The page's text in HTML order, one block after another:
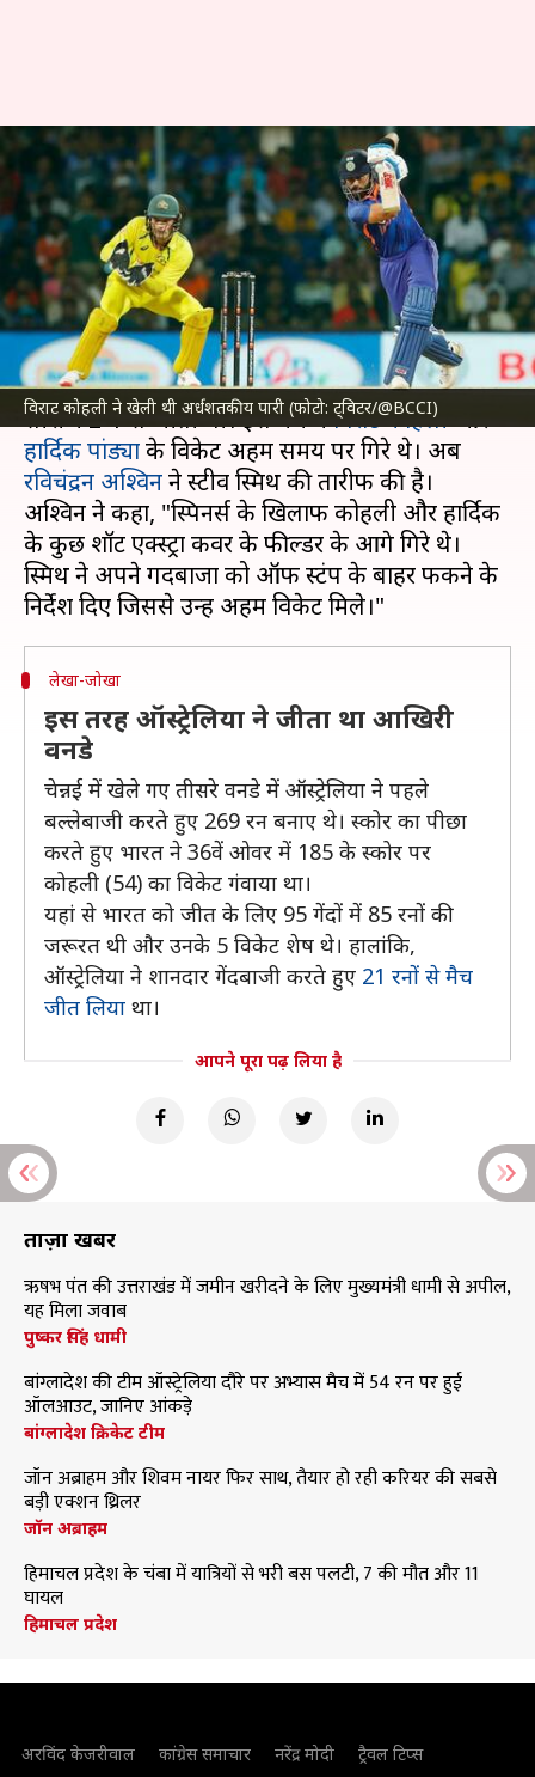
विराट कोहली ने खेली थी अर्धशतकीय पारी (फोटो: ट्विटर/@BCCI)
स्मिथ की कप्तानी से मिले तीसरे वनडे
में कोहली और हार्दिक के विकेट,
अश्विन का विश्लेषण
लेखन नीरज पाण्डेय Mar 25, 2023 01:18 pm
क्या है खबर?
ऑस्ट्रेलिया ने तीसरे वनडे में भारत को हराते हुए वनडे
सीरीज 2-1 से जीती थी। इस मैच मेंविराट कोहलीऔर
हार्दिक पांड्याके विकेट अहम समय पर गिरे थे। अब
रविचंद्रन अश्विनने स्टीव स्मिथ की तारीफ की है।
अश्विन ने कहा, "स्पिनर्स के खिलाफ कोहली और हार्दिक
के कुछ शॉट एक्स्ट्रा कवर के फील्डर के आगे गिरे थे।
स्मिथ ने अपने गेंदबाजों को ऑफ स्टंप के बाहर फेंकने के
लेखा-जोखा
इस तरह ऑस्ट्रेलिया ने जीता था आखिरी
वनडे
चेन्नई में खेले गए तीसरे वनडे में ऑस्ट्रेलिया ने पहले
बल्लेबाजी करते हुए 269 रन बनाए थे। स्कोर का पीछा
करते हुए भारत ने 36वें ओवर में 185 के स्कोर पर
कोहली (54) का विकेट गंवाया था।
यहां से भारत को जीत के लिए 95 गेंदों में 85 रनों की
जरूरत थी और उनके 5 विकेट शेष थे। हालांकि,
ऑस्ट्रेलिया ने शानदार गेंदबाजी करते हुए 21 रनों से मैच
जीत लिया था।
आपने पूरा पढ़ लिया है
ताज़ा खबरें
ऋषभ पंत की उत्तराखंड में जमीन खरीदने के लिए मुख्यमंत्री धामी से अपील,
यह मिला जवाब
पुष्कर सिंह धामी
बांग्लादेश की टीम ऑस्ट्रेलिया दौरे पर अभ्यास मैच में 54 रन पर हुई
ऑलआउट, जानिए आंकड़े
बांग्लादेश क्रिकेट टीम
जॉन अब्राहम और शिवम नायर फिर साथ, तैयार हो रही करियर की सबसे
बड़ी एक्शन थ्रिलर
जॉन अब्राहम
हिमाचल प्रदेश के चंबा में यात्रियों से भरी बस पलटी, 7 की मौत और 11
घायल
हिमाचल प्रदेश
अरविंद केजरीवाल कांग्रेस समाचार नरेंद्र मोदी ट्रैवल टिप्स